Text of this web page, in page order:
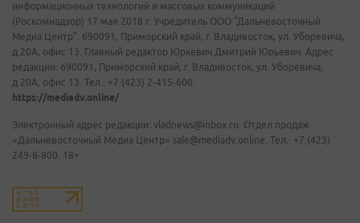
информационных технологий и массовых коммуникаций
(Роскомнадзор) 17 мая 2018 г. Учредитель ООО "Дальневосточный
Медиа Центр". 690091, Приморский край, г. Владивосток, ул. Уборевича,
д.20А, офис 13. Главный редактор Юркевич Дмитрий Юрьевич. Адрес
редакции: 690091, Приморский край, г. Владивосток, ул. Уборевича,
д.20А, офис 13. Тел.: +7 (423) 2-415-600.
https://mediadv.online/
Электронный адрес редакции: vladnews@inbox.ru. Отдел продаж
«Дальневосточный Медиа Центр» sale@mediadv.online. Тел.: +7 (423)
249-8-800. 18+